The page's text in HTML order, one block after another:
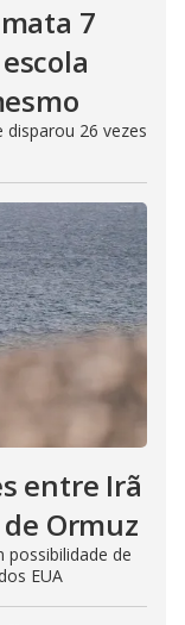
7
26 vezes
entre Irã
Ormuz
de
EUA